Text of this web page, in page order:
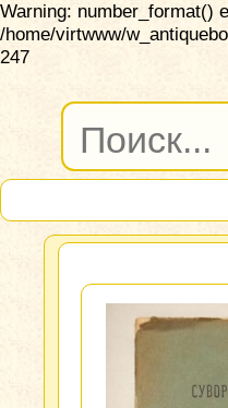
Warning: number_format()
/home/virtwww/
247